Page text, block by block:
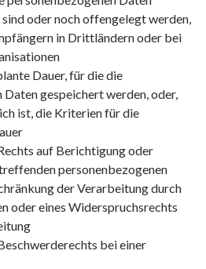
oder noch offengelegt werden,
in Drittländern oder bei
Dauer, für die die
gespeichert werden, oder,
ist, die Kriterien für die
auf Berichtigung oder
personenbezogenen
der Verarbeitung durch
oder eines Widerspruchsrechts
bei einer